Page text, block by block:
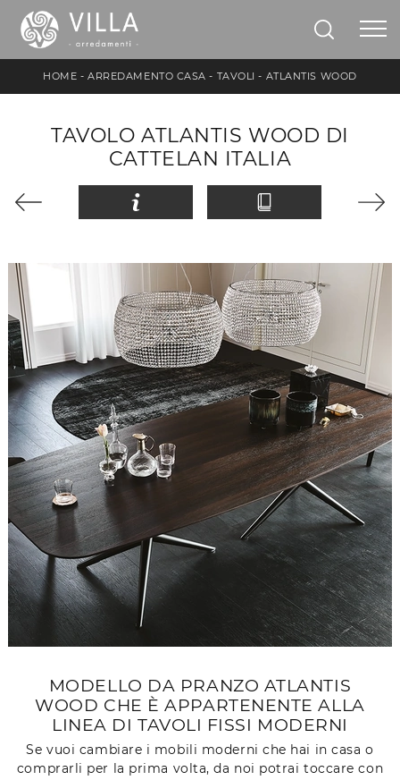
HOME -ARREDAMENTO CASA - TAVOLI - ATLANTIS WOOD
TAVOLO ATLANTIS WOOD DI
CATTELAN ITALIA
MODELLO DA PRANZO ATLANTIS
WOOD CHE È APPARTENENTE ALLA
LINEA DI TAVOLI FISSI MODERNI
Se vuoi cambiare i mobili moderni che hai in casa o
comprarli per la prima volta, da noi potrai toccare con